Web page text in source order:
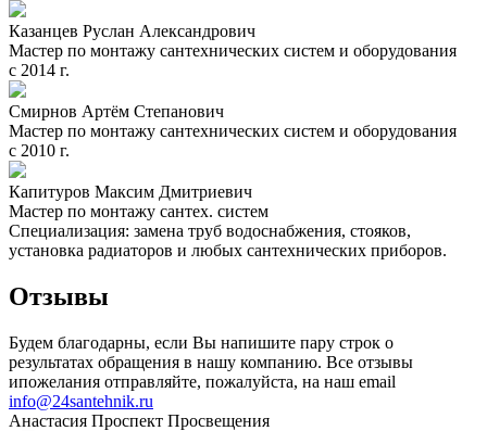
Казанцев Руслан Александрович
Мастер по монтажу сантехнических систем и оборудования
с 2014 г.
Смирнов Артём Степанович
Мастер по монтажу сантехнических систем и оборудования
с 2010 г.
Капитуров Максим Дмитриевич
Мастер по монтажу сантех. систем
Специализация: замена труб водоснабжения, стояков,
установка радиаторов и любых сантехнических приборов.
Отзывы
Будем благодарны, если Вы напишите пару строк о
результатах обращения в нашу компанию. Все отзывы
ипожелания отправляйте, пожалуйста, на наш email
info@24santehnik.ru
Анастасия Проспект Просвещения